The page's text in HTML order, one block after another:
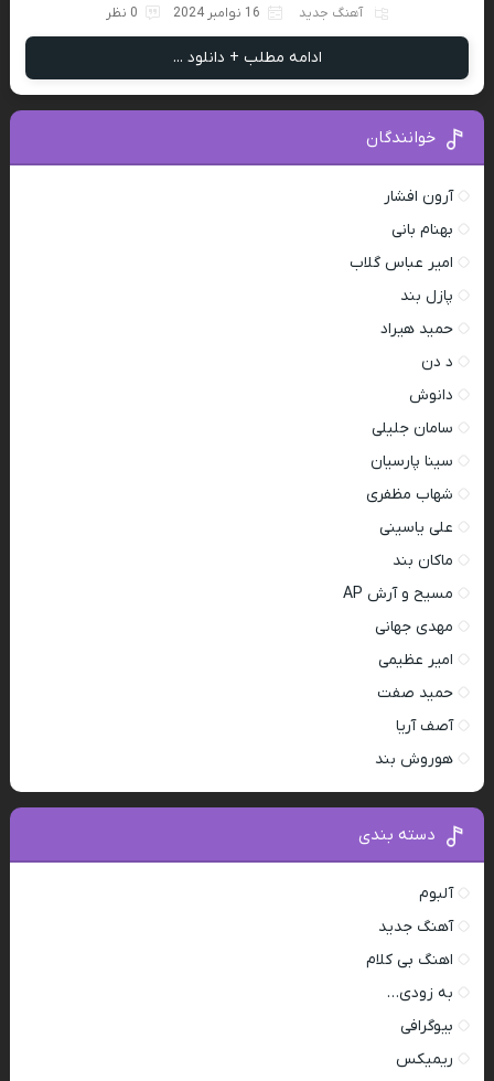
آهنگ جدید 16 نوامبر 2024 0 نظر
ادامه مطلب + دانلود ...
خوانندگان
آرون افشار
بهنام بانی
امیر عباس گلاب
پازل بند
حمید هیراد
د دن
دانوش
سامان جلیلی
سینا پارسیان
شهاب مظفری
علی یاسینی
ماکان بند
مسیح و آرش AP
مهدی جهانی
امیر عظیمی
حمید صفت
آصف آریا
هوروش بند
دسته بندی
آلبوم
آهنگ جدید
اهنگ بی کلام
به زودی…
بیوگرافی
ریمیکس